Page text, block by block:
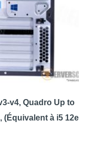
v4, Quadro Up to
(Équivalent à i5 12e